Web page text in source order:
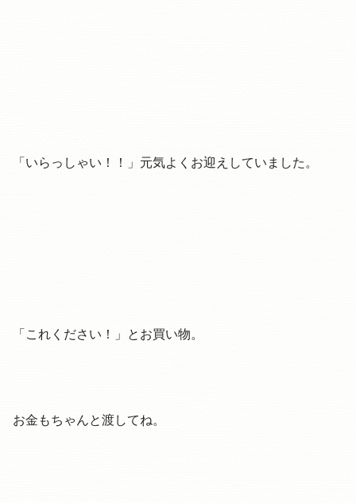
「いらっしゃい！！」元気よくお迎えしていました。
「これください！」とお買い物。
お金もちゃんと渡してね。